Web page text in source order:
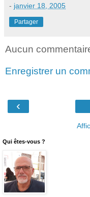
- janvier 18, 2005
Partager
Aucun
Enregistrer un
‹
Qui êtes-vous ?